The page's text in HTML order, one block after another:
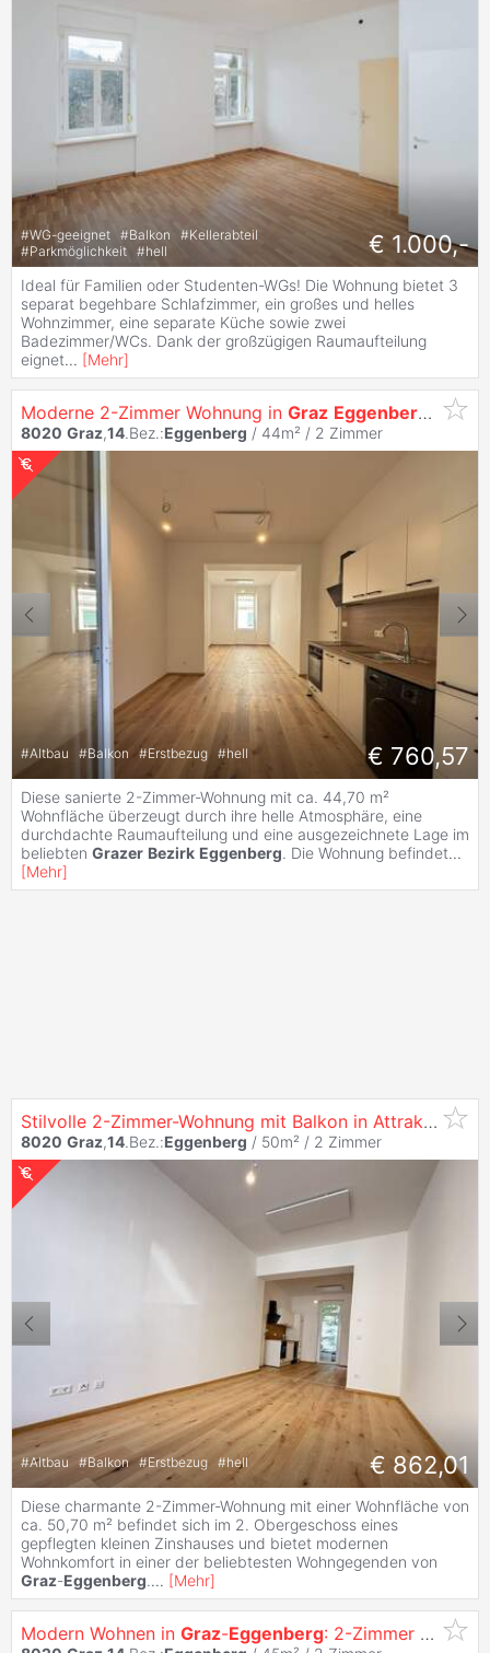
#WG-geeignet #Balkon #Kellerabteil
#Parkmöglichkeit #hell € 1.000,-
Ideal für Familien oder Studenten-WGs! Die Wohnung bietet 3
separat begehbare Schlafzimmer, ein großes und helles
Wohnzimmer, eine separate Küche sowie zwei
Badezimmer/WCs. Dank der großzügigen Raumaufteilung
eignet... [Mehr]
Moderne 2-Zimmer Wohnung in Graz Eggenberg -
8020 Graz,14.Bez.:Eggenberg / 44m² / 2 Zimmer
#Altbau #Balkon #Erstbezug #hell € 760,57
Diese sanierte 2-Zimmer-Wohnung mit ca. 44,70 m²
Wohnfläche überzeugt durch ihre helle Atmosphäre, eine
durchdachte Raumaufteilung und eine ausgezeichnete Lage im
beliebten Grazer Bezirk Eggenberg. Die Wohnung befindet...
[Mehr]
Stilvolle 2-Zimmer-Wohnung mit Balkon in Attraktiver Lage von
8020 Graz,14.Bez.:Eggenberg / 50m² / 2 Zimmer
#Altbau #Balkon #Erstbezug #hell € 862,01
Diese charmante 2-Zimmer-Wohnung mit einer Wohnfläche von
ca. 50,70 m² befindet sich im 2. Obergeschoss eines
gepflegten kleinen Zinshauses und bietet modernen
Wohnkomfort in einer der beliebtesten Wohngegenden von
Graz-Eggenberg.... [Mehr]
Modern Wohnen in Graz-Eggenberg: 2-Zimmer Wohnung mit Balkon